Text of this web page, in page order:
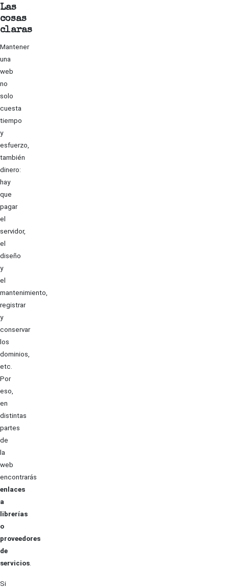
Las
cosas
claras
Mantener
una
web
no
solo
cuesta
tiempo
y
esfuerzo,
también
dinero:
hay
que
pagar
el
servidor,
el
diseño
y
el
mantenimiento,
registrar
y
conservar
los
dominios,
etc.
Por
eso,
en
distintas
partes
de
la
web
encontrarás
enlaces
a
librerías
o
proveedores
de
servicios
Si